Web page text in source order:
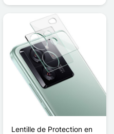
Lentille de Protection en